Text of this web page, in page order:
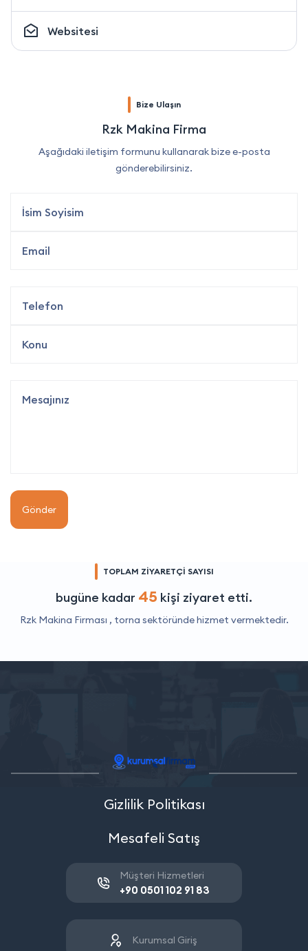
Websitesi
Bize Ulaşın
Rzk Makina Firma
Aşağıdaki iletişim formunu kullanarak bize e-posta
gönderebilirsiniz.
Gönder
TOPLAM ZİYARETÇİ SAYISI
bugüne kadar 45 kişi ziyaret etti.
Rzk Makina Firması , torna sektöründe hizmet vermektedir.
Gizlilik Politikası
Mesafeli Satış
Müşteri Hizmetleri
+90 0501 102 91 83
Kurumsal Giriş